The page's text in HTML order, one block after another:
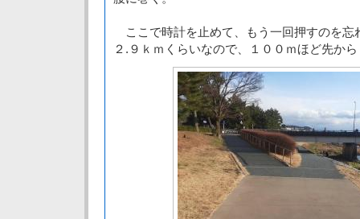
ここで時計を止めて、もう一回押すのを忘
２.９ｋｍくらいなので、１００ｍほど先か